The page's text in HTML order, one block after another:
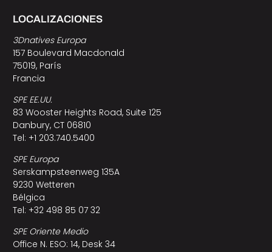
LOCALIZACIONES
3Dnatives Europa
157 Boulevard Macdonald
75019, París
Francia
SPE EE.UU.
83 Wooster Heights Road, Suite 125
Danbury, CT 06810
Tel: +1 203.740.5400
SPE Europa
Serskampsteenweg 135A
9230 Wetteren
Bélgica
Tel: +32 498 85 07 32
SPE Oriente Medio
Office N. ESO: 14, Desk 34